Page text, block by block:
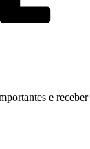
e receber